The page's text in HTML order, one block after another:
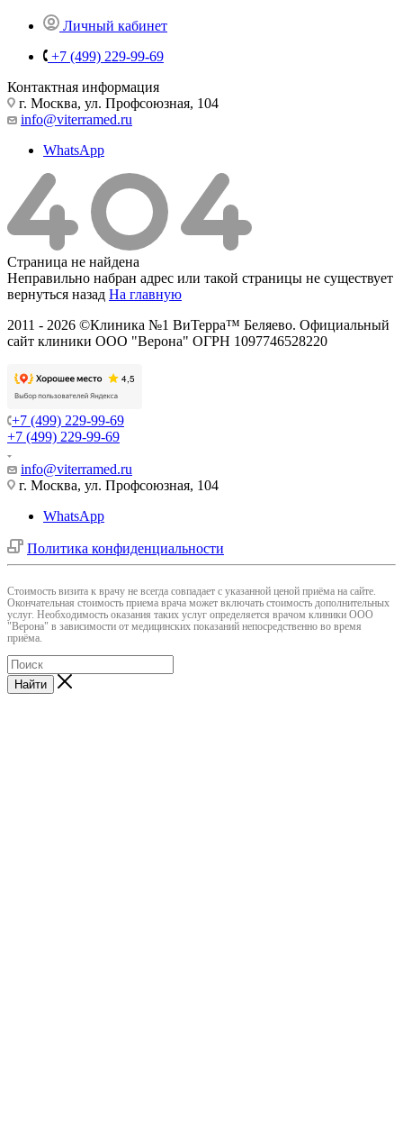
Личный кабинет
+7 (499) 229-99-69
Контактная информация
г. Москва, ул. Профсоюзная, 104
info@viterramed.ru
WhatsApp
Страница не найдена
Неправильно набран адрес или такой страницы не существует
вернуться назад На главную
2011 - 2026 ©Клиника №1 ВиТерра™ Беляево. Официальный
сайт клиники ООО "Верона" ОГРН 1097746528220
+7 (499) 229-99-69
+7 (499) 229-99-69
info@viterramed.ru
г. Москва, ул. Профсоюзная, 104
WhatsApp
Политика конфиденциальности
Cтоимость визита к врачу не всегда совпадает с указанной ценой приёма на сайте.
Окончательная стоимость приема врача может включать стоимость дополнительных
услуг. Необходимость оказания таких услуг определяется врачом клиники ООО
"Верона" в зависимости от медицинских показаний непосредственно во время
приёма.
Найти